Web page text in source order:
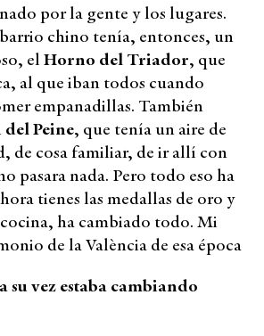
por la gente y los lugares.
chino tenía, entonces, un
elHorno del Triador, que
al que iban todos cuando
empanadillas. También
del Peine, que tenía un aire de
de cosa familiar, de ir allí con
pasara nada. Pero todo eso ha
tienes las medallas de oro y
ha cambiado todo. Mi
de la València de esa época
su vez estaba cambiando